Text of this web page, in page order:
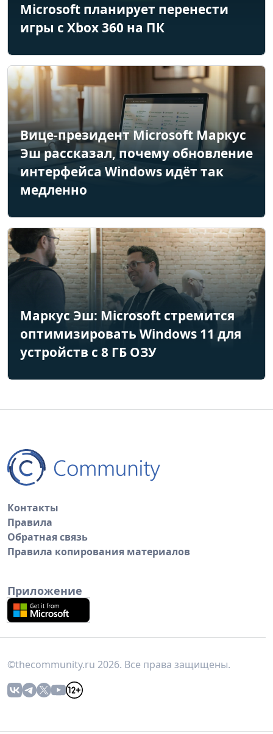
Microsoft планирует перенести
игры с Xbox 360 на ПК
Вице-президент Microsoft Маркус
Эш рассказал, почему обновление
интерфейса Windows идёт так
медленно
Маркус Эш: Microsoft стремится
оптимизировать Windows 11 для
устройств с 8 ГБ ОЗУ
Контакты
Правила
Обратная связь
Правила копирования материалов
Приложение
©thecommunity.ru 2026. Все права защищены.